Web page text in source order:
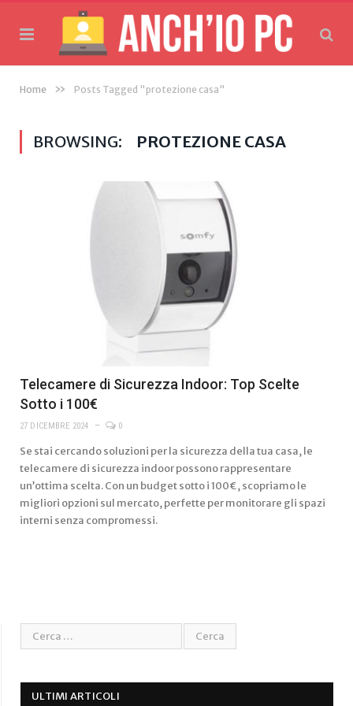
Home » Posts Tagged "protezione casa"
BROWSING: PROTEZIONE CASA
Telecamere di Sicurezza Indoor: Top Scelte
Sotto i 100€
27 DICEMBRE 2024 0
Se stai cercando soluzioni per la sicurezza della tua casa, le
telecamere di sicurezza indoor possono rappresentare
un’ottima scelta. Con un budget sotto i 100€, scopriamo le
migliori opzioni sul mercato, perfette per monitorare gli spazi
interni senza compromessi.
ULTIMI ARTICOLI